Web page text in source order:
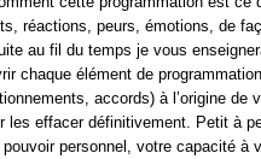
réactions, peurs, émotions, de
au fil du temps je vous
chaque élément de programmation
accords) à l’origine de
les effacer définitivement. Petit à
personnel, votre capacité à